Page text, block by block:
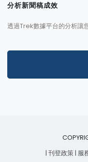
分析新聞稿成效
透過Trek數據平台的分析讓
| 刊登政策 | 服